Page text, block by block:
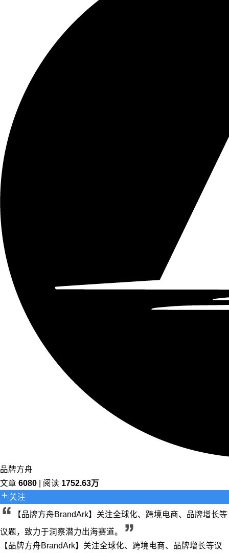
品牌方舟
文章 6080 | 阅读 1752.63万
关注
【品牌方舟BrandArk】关注全球化、跨境电商、品牌增长等
议题，致力于洞察潜力出海赛道。
【品牌方舟BrandArk】关注全球化、跨境电商、品牌增长等议